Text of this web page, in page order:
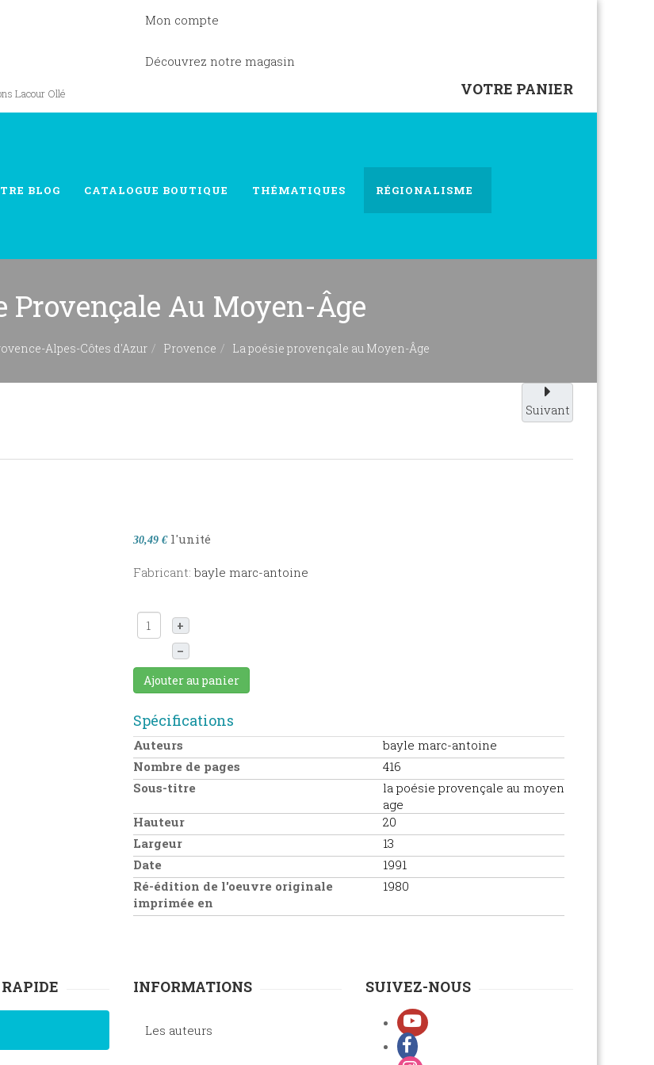
Mon compte
Découvrez notre magasin
Lacour Ollé VOTRE PANIER
BLOG CATALOGUE BOUTIQUE THÉMATIQUES RÉGIONALISME
Provençale Au Moyen-Âge
Alpes-Côtes d'Azur Provence La poésie provençale au Moyen-Âge
Suivant
30,49 € l'unité
Fabricant: bayle marc-antoine
+
–
Ajouter au panier
Spécifications
Auteurs
bayle marc-antoine
Nombre de pages
416
Sous-titre
la poésie provençale au moyen
age
Hauteur
20
Largeur
13
Date
1991
Ré-édition de l'oeuvre originale
imprimée en
1980
INFORMATIONS
Les auteurs
SUIVEZ-NOUS